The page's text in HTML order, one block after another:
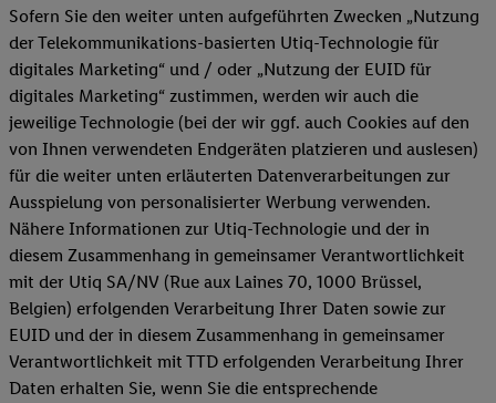
Sofern Sie den weiter unten aufgeführten Zwecken „Nutzung
der Telekommunikations-basierten Utiq-Technologie für
digitales Marketing“ und / oder „Nutzung der EUID für
digitales Marketing“ zustimmen, werden wir auch die
jeweilige Technologie (bei der wir ggf. auch Cookies auf den
von Ihnen verwendeten Endgeräten platzieren und auslesen)
für die weiter unten erläuterten Datenverarbeitungen zur
Ausspielung von personalisierter Werbung verwenden.
Nähere Informationen zur Utiq-Technologie und der in
diesem Zusammenhang in gemeinsamer Verantwortlichkeit
mit der Utiq SA/NV (Rue aux Laines 70, 1000 Brüssel,
Belgien) erfolgenden Verarbeitung Ihrer Daten sowie zur
EUID und der in diesem Zusammenhang in gemeinsamer
Verantwortlichkeit mit TTD erfolgenden Verarbeitung Ihrer
Daten erhalten Sie, wenn Sie die entsprechende